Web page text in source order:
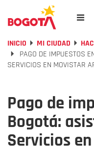
INICIO MI CIUDAD
PAGO DE IMPUESTOS
SERVICIOS EN MOVISTAR
Pago de
Bogotá:
Servicios